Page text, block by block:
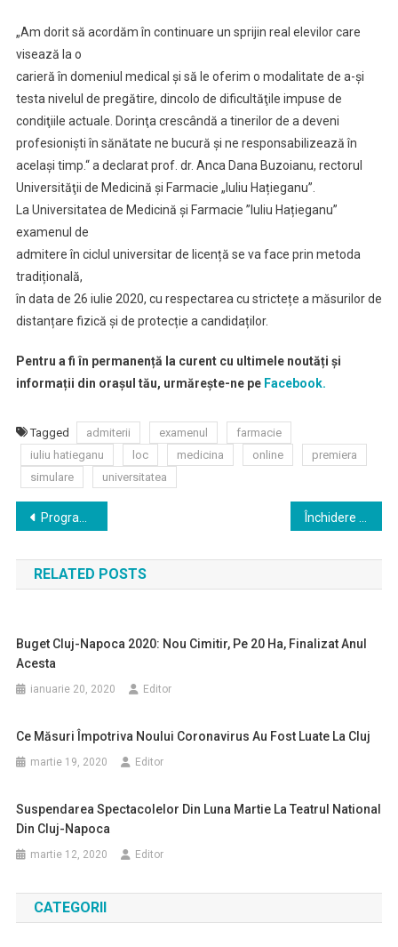
„Am dorit să acordăm în continuare un sprijin real elevilor care
visează la o
carieră în domeniul medical şi să le oferim o modalitate de a-şi
testa nivelul de pregătire, dincolo de dificultăţile impuse de
condiţiile actuale. Dorinţa crescândă a tinerilor de a deveni
profesionişti în sănătate ne bucură şi ne responsabilizează în
acelaşi timp.“ a declarat prof. dr. Anca Dana Buzoianu, rectorul
Universităţii de Medicină și Farmacie „Iuliu Hațieganu”.
La Universitatea de Medicină și Farmacie ”Iuliu Hațieganu”
examenul de
admitere în ciclul universitar de licență se va face prin metoda
tradițională,
în data de 26 iulie 2020, cu respectarea cu strictețe a măsurilor de
distanțare fizică și de protecție a candidaților.
Pentru a fi în permanență la curent cu ultimele noutăți și
informații din orașul tău, urmărește-ne peFacebook.
Tagged admiterii examenul
farmacie
iuliu hatieganu
loc medicina online
premiera
simulare
universitatea
Navigare
în
articole
Programul de difuzări de spectacole online al Teatrului Naţional din Cluj-Napoca continuă şi după ridicarea stării de urgenţă
RELATED POSTS
Buget Cluj-Napoca 2020: Nou Cimitir, Pe 20 Ha, Finalizat Anul
Acesta
ianuarie 20, 2020 Editor
Ce Măsuri Împotriva Noului Coronavirus Au Fost Luate La Cluj
martie 19, 2020 Editor
Suspendarea Spectacolelor Din Luna Martie La Teatrul National
Din Cluj-Napoca
martie 12, 2020 Editor
CATEGORII